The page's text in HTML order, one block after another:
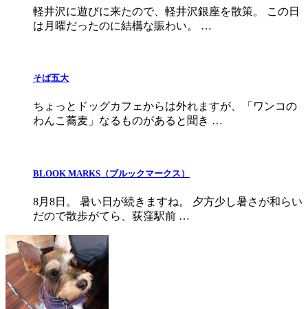
軽井沢に遊びに来たので、軽井沢銀座を散策。 この日
は月曜だったのに結構な賑わい。 …
そば五大
ちょっとドッグカフェからは外れますが、「ワンコの
わんこ蕎麦」なるものがあると聞き …
BLOOK MARKS（ブルックマークス）
8月8日。 暑い日が続きますね。 夕方少し暑さが和らい
だので散歩がてら、荻窪駅前 …